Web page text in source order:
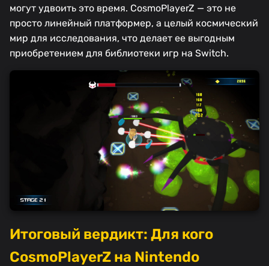
могут удвоить это время. CosmoPlayerZ — это не
просто линейный платформер, а целый космический
мир для исследования, что делает ее выгодным
приобретением для библиотеки игр на Switch.
Итоговый вердикт: Для кого
CosmoPlayerZ на Nintendo